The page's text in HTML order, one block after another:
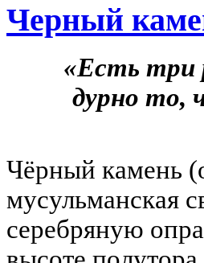
Черный
«Есть три
дурно то,
Чёрный камень
мусульманская
серебряную